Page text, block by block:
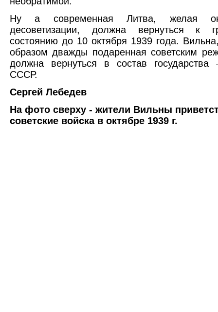
Ну а современная Литва, желая
десоветизации, должна вернуться к
состоянию до 10 октября 1939 года.
образом дважды подаренная советским
должна вернуться в состав государства
СССР.
Сергей Лебедев
На фото сверху - жители Вильны
советские войска в октябре 1939 г.